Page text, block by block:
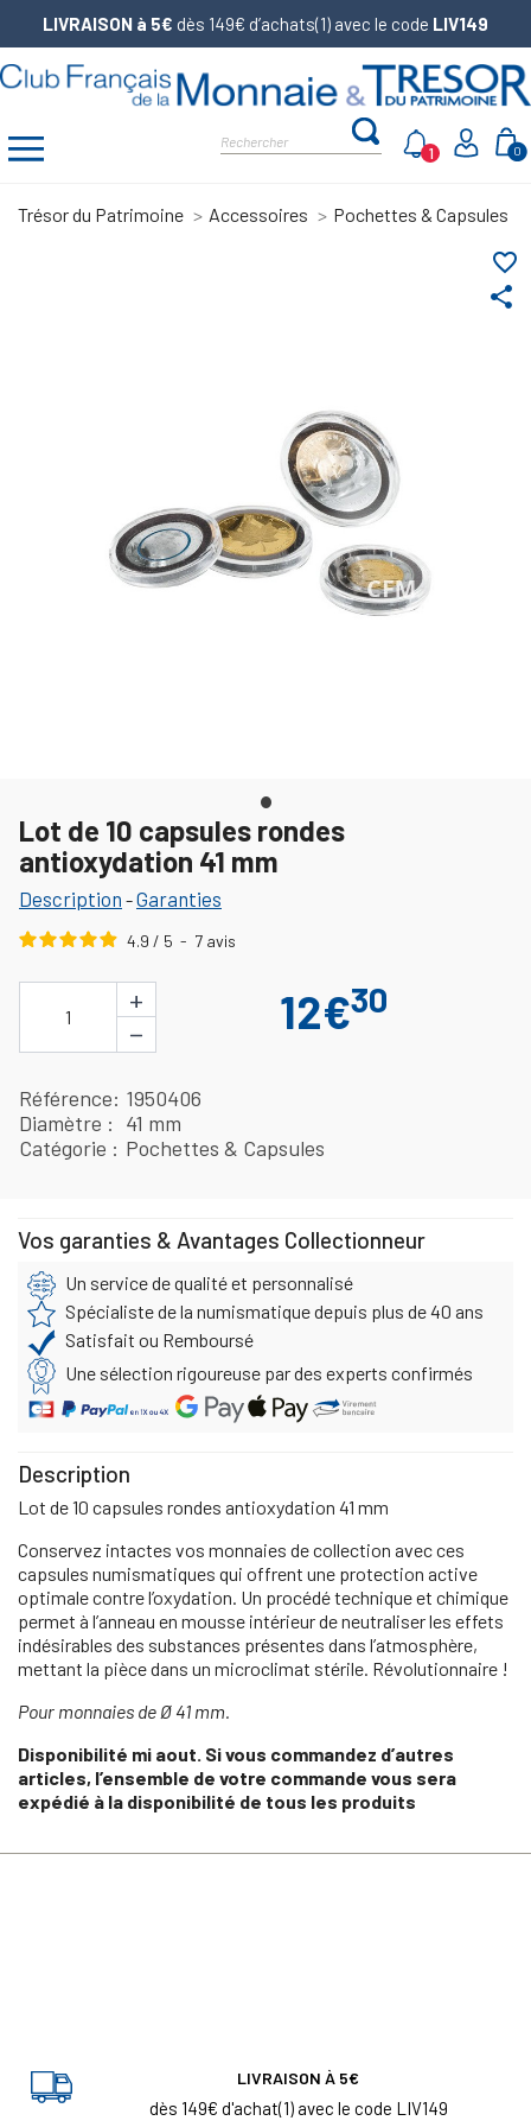
LIVRAISON à 5€ dès 149€ d’achats(1) avec le code LIV149
0
1
Trésor du Patrimoine Accessoires Pochettes & Capsules
share
favorite_border
Lot de 10 capsules rondes
antioxydation 41 mm
Description -Garanties
4.9 / 5 - 7 avis
1
+
−
12€30
Référence 1950406
Diamètre
41 mm
Catégorie
Pochettes & Capsules
Vos garanties & Avantages Collectionneur
Un service de qualité et personnalisé
Spécialiste de la numismatique depuis plus de 40 ans
Satisfait ou Remboursé
Une sélection rigoureuse par des experts confirmés
Description
Lot de 10 capsules rondes antioxydation 41 mm
Conservez intactes vos monnaies de collection avec ces
capsules numismatiques qui offrent une protection active
optimale contre l’oxydation. Un procédé technique et chimique
permet à l’anneau en mousse intérieur de neutraliser les effets
indésirables des substances présentes dans l’atmosphère,
mettant la pièce dans un microclimat stérile. Révolutionnaire !
Pour monnaies de Ø 41 mm.
Disponibilité mi aout. Si vous commandez d’autres
articles, l’ensemble de votre commande vous sera
expédié à la disponibilité de tous les produits
LIVRAISON À 5€
dès 149€ d'achat(1) avec le code LIV149